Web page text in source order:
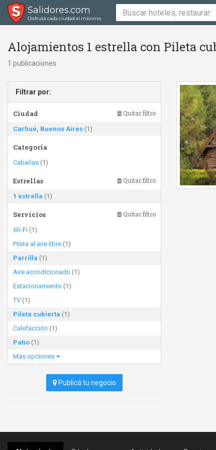
Salidores.com
Disfrutá cada ciudad al máximo
Alojamientos 1 estrella con Pileta
1 publicaciones
Filtrar por:
Ciudad Quitar filtro
Carhué, Buenos Aires (1)
Categoría
Cabañas (1)
Estrellas Quitar filtro
1 estrella (1)
Servicios Quitar filtro
Wi-Fi (1)
Pileta al aire libre (1)
Parrilla (1)
Aire acondicionado (1)
Estacionamiento (1)
TV (1)
Pileta cubierta (1)
Calefacción (1)
Patio (1)
Más opciones
Publicá tu negocio